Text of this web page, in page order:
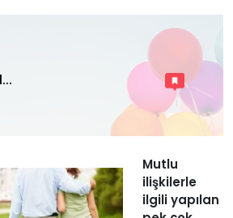
Mutlu
ilişkilerle
ilgili yapılan